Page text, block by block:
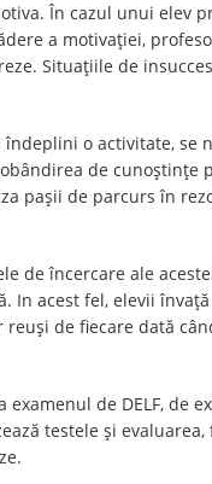
În cazul unui elev
a motivației,
Situațiile de
o activitate, se
de cunoștințe
pașii de parcurs în
de încercare ale
acest fel, elevii
de fiecare dată
de DELF, de
testele și evaluarea,